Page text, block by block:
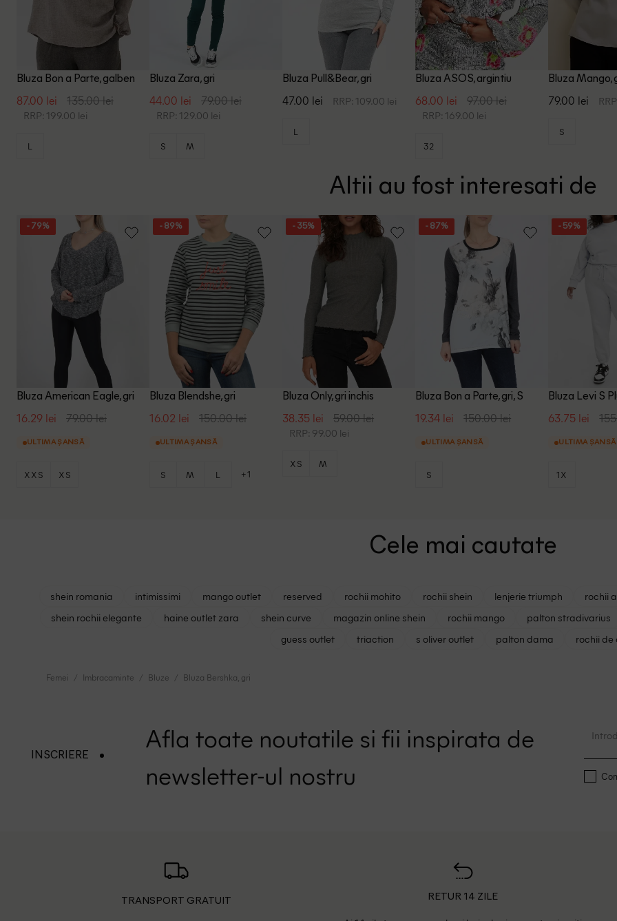
Bluza Bon a Parte, galben
87.00 lei 135.00 lei
RRP: 199.00 lei
L
Bluza Zara, gri
44.00 lei 79.00 lei
RRP: 129.00 lei
S M
Bluza Pull&Bear, gri
47.00 lei RRP: 109.00 lei
L
Bluza ASOS, argintiu
68.00 lei 97.00 lei
RRP: 169.00 lei
32
Bluza Mango,
79.00 lei
S
Altii au fost interesati de
- 79%
Bluza American Eagle, gri
16.29 lei 79.00 lei
ULTIMA ȘANSĂ
XXS XS
- 89%
Bluza Blendshe, gri
16.02 lei 150.00 lei
ULTIMA ȘANSĂ
S M L +1
- 35%
Bluza Only, gri inchis
38.35 lei 59.00 lei
RRP: 99.00 lei
XS M
- 87%
Bluza Bon a Parte, gri, S
19.34 lei 150.00 lei
ULTIMA ȘANSĂ
S
- 59%
Bluza Levi S
63.75 lei
ULTIMA ȘANSĂ
1X
Cele mai cautate
shein romania intimissimi mango outlet reserved rochii mohito rochii shein lenjerie triumph rochii
shein rochii elegante
haine outlet zara shein curve magazin online shein rochii mango palton stradivarius
guess outlet
triaction s oliver outlet palton dama rochii de
Femei Imbracaminte Bluze Bluza Bershka, gri
INSCRIERE
Afla toate noutatile si fii inspirata de
newsletter-ul nostru
TRANSPORT GRATUIT RETUR 14 ZILE